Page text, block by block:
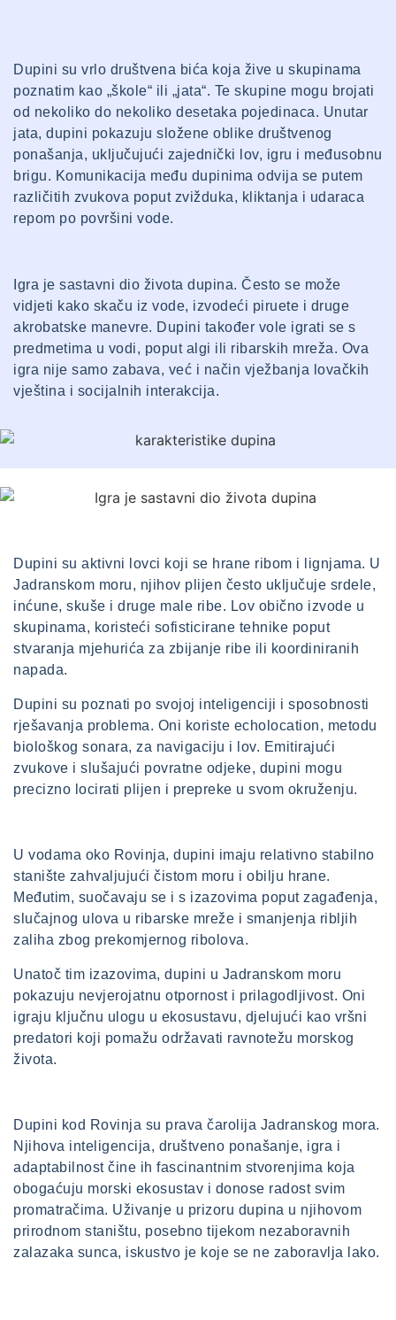
Dupini su vrlo društvena bića koja žive u skupinama
poznatim kao „škole“ ili „jata“. Te skupine mogu brojati
od nekoliko do nekoliko desetaka pojedinaca. Unutar
jata, dupini pokazuju složene oblike društvenog
ponašanja, uključujući zajednički lov, igru i međusobnu
brigu. Komunikacija među dupinima odvija se putem
različitih zvukova poput zvižduka, kliktanja i udaraca
repom po površini vode.
Igra je sastavni dio života dupina. Često se može
vidjeti kako skaču iz vode, izvodeći piruete i druge
akrobatske manevre. Dupini također vole igrati se s
predmetima u vodi, poput algi ili ribarskih mreža. Ova
igra nije samo zabava, već i način vježbanja lovačkih
vještina i socijalnih interakcija.
Dupini su aktivni lovci koji se hrane ribom i lignjama. U
Jadranskom moru, njihov plijen često uključuje srdele,
inćune, skuše i druge male ribe. Lov obično izvode u
skupinama, koristeći sofisticirane tehnike poput
stvaranja mjehurića za zbijanje ribe ili koordiniranih
napada.
Dupini su poznati po svojoj inteligenciji i sposobnosti
rješavanja problema. Oni koriste echolocation, metodu
biološkog sonara, za navigaciju i lov. Emitirajući
zvukove i slušajući povratne odjeke, dupini mogu
precizno locirati plijen i prepreke u svom okruženju.
U vodama oko Rovinja, dupini imaju relativno stabilno
stanište zahvaljujući čistom moru i obilju hrane.
Međutim, suočavaju se i s izazovima poput zagađenja,
slučajnog ulova u ribarske mreže i smanjenja ribljih
zaliha zbog prekomjernog ribolova.
Unatoč tim izazovima, dupini u Jadranskom moru
pokazuju nevjerojatnu otpornost i prilagodljivost. Oni
igraju ključnu ulogu u ekosustavu, djelujući kao vršni
predatori koji pomažu održavati ravnotežu morskog
života.
Dupini kod Rovinja su prava čarolija Jadranskog mora.
Njihova inteligencija, društveno ponašanje, igra i
adaptabilnost čine ih fascinantnim stvorenjima koja
obogaćuju morski ekosustav i donose radost svim
promatračima. Uživanje u prizoru dupina u njihovom
prirodnom staništu, posebno tijekom nezaboravnih
zalazaka sunca, iskustvo je koje se ne zaboravlja lako.